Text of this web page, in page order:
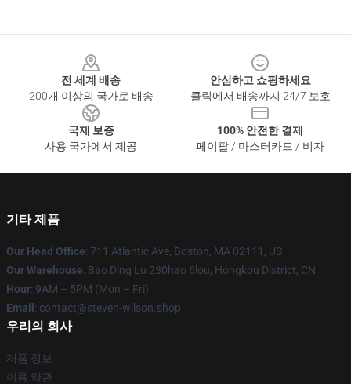
전 세계 배송
200개 이상의 국가로 배송
안심하고 쇼핑하세요
클릭에서 배송까지 24/7 보호
국제 보증
사용 국가에서 제공
100% 안전한 결제
페이팔 / 마스터카드 / 비자
기타 제품
Our Head Office: 711 Atlantic Ave, Boston, MA 02111, US
Our Warehouse: Bao Ding Lu 230hao 6lou, Hongkou District, CN
Hour: 9AM – 5PM (Mon – Fri)
Email : contact@steven-wilson.shop
우리의 회사
제품 정보
이용 약관